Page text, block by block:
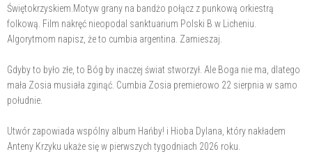
Świętokrzyskiem.Motyw grany na bandżo połącz z punkową orkiestrą
folkową. Film nakręć nieopodal sanktuarium Polski B w Licheniu.
Algorytmom napisz, że to cumbia argentina. Zamieszaj.
Gdyby to było złe, to Bóg by inaczej świat stworzył. Ale Boga nie ma, dlatego
mała Zosia musiała zginąć. Cumbia Zosia premierowo 22 sierpnia w samo
południe.
Utwór zapowiada wspólny album Hańby! i Hioba Dylana, który nakładem
Anteny Krzyku ukaże się w pierwszych tygodniach 2026 roku.